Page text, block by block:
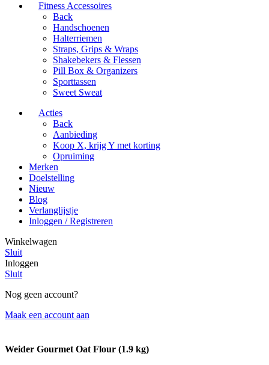
Fitness Accessoires
Back
Handschoenen
Halterriemen
Straps, Grips & Wraps
Shakebekers & Flessen
Pill Box & Organizers
Sporttassen
Sweet Sweat
Acties
Back
Aanbieding
Koop X, krijg Y met korting
Opruiming
Merken
Doelstelling
Nieuw
Blog
Verlanglijstje
Inloggen / Registreren
Winkelwagen
Sluit
Inloggen
Sluit
Nog geen account?
Maak een account aan
Weider Gourmet Oat Flour (1.9 kg)